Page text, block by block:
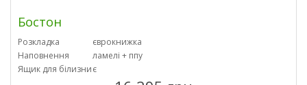
Бостон
Розкладка
єврокнижка
Наповнення
ламелі + ппу
Ящик для білизниє